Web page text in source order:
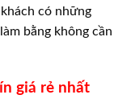
có những
bằng không cần
giá rẻ nhất